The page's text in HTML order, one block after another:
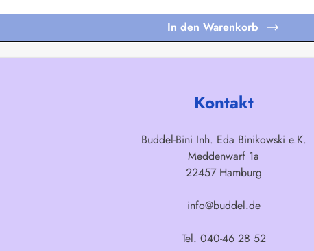
In den Warenkorb
Kontakt
Buddel-Bini Inh. Eda Binikowski e.K.
Meddenwarf 1a
22457 Hamburg
info@buddel.de
Tel. 040-46 28 52